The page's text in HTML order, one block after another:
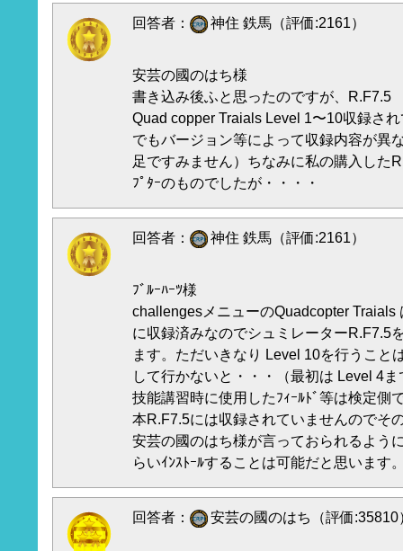
回答者： 神住 鉄馬（評価:2161）
安芸の國のはち様
書き込み後ふと思ったのですが、
Quad copper Traials Level 1〜10収録さ
でもバージョン等によって収録内容が異
足ですみません）ちなみに私の購入した
ﾌﾟﾀｰのものでしたが・・・・
回答者： 神住 鉄馬（評価:2161）
ﾌﾞﾙｰﾊｰﾂ様
challengesメニューのQuadcopter Traials
に収録済みなのでシュミレーターR.F7.5
ます。ただいきなり Level 10を行うこと
して行かないと・・・（最初は Level 4
技能講習時に使用したﾌｨｰﾙﾄﾞ等は検定側
本R.F7.5には収録されていませんのでそ
安芸の國のはち様が言っておられるよう
らいｲﾝｽﾄｰﾙすることは可能だと思います
回答者： 安芸の國のはち（評価:35810